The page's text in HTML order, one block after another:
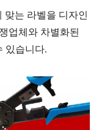
맞는 라벨을 디자인
업체와 차별화된
있습니다.